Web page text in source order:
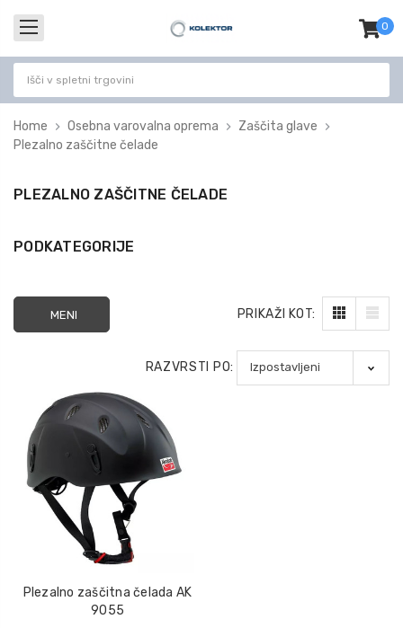
0
-
Home Osebna varovalna oprema
Zaščita glave
Plezalno zaščitne čelade
Natikač Loksse Lo Hill
47,93€
Sprej Klüber Altemp Q
NB 50
110,02€
PLEZALNO ZAŠČITNE ČELADE
PODKATEGORIJE
MENI PRIKAŽI KOT:
RAZVRSTI PO:
Plezalno zaščitna čelada AK
9055